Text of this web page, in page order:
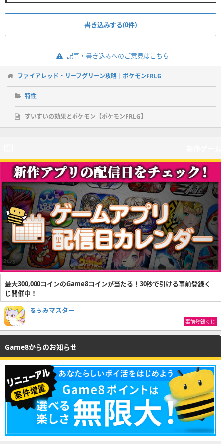
書き込みする(0件)
記事・書き込みへのご意見はこちら
ファイアレッド・リーフグリーン攻略｜ポケモンFRLG
特性
すいすいの効果とポケモン【ポケモンFRLG】
最大300,000コインのGame8コインが当たる！30秒で引ける事前登録く
じ開催中！
るぅみマスター
事前登録くじ
Game8からのお知らせ